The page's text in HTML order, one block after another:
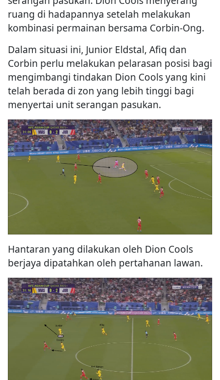
ruang di hadapannya setelah melakukan
kombinasi permainan bersama Corbin-Ong.
Dalam situasi ini, Junior Eldstal, Afiq dan
Corbin perlu melakukan pelarasan posisi bagi
mengimbangi tindakan Dion Cools yang kini
telah berada di zon yang lebih tinggi bagi
menyertai unit serangan pasukan.
Hantaran yang dilakukan oleh Dion Cools
berjaya dipatahkan oleh pertahanan lawan.